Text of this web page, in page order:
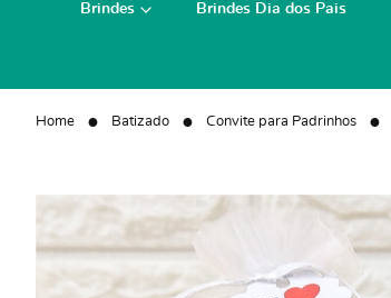
Brindes Brindes Dia dos Pais
Home Batizado Convite para Padrinhos